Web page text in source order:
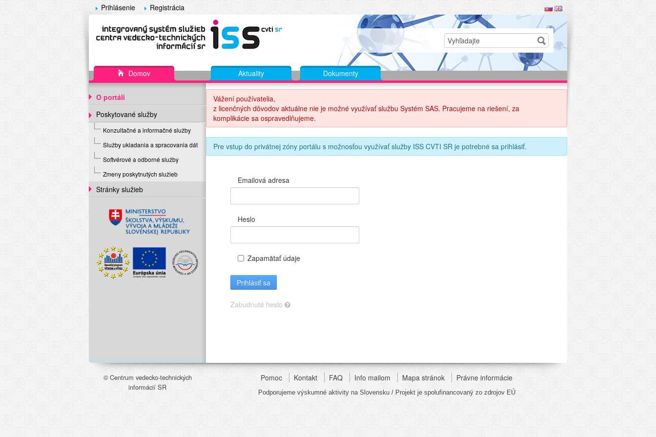
Prihlásenie Registrácia
Domov Aktuality Dokumenty
O portáli
Poskytované služby
Konzultačné a informačné služby
Služby ukladania a spracovania dát
Softvérové a odborné služby
Zmeny poskytnutých služieb
Stránky služieb
Vážení používatelia,
z licenčných dôvodov aktuálne nie je možné využívať službu Systém SAS. Pracujeme na riešení, za
komplikácie sa ospravedlňujeme.
Pre vstup do privátnej zóny portálu s možnosťou využívať služby ISS CVTI SR je potrebné sa prihlásiť.
Emailová adresa
Heslo
Zapamätať údaje
Prihlásiť sa
Zabudnuté heslo
© Centrum vedecko-technických
informácií SR
Pomoc Kontakt FAQ Info mailom Mapa stránok Právne informácie
Podporujeme výskumné aktivity na Slovensku / Projekt je spolufinancovaný zo zdrojov EÚ